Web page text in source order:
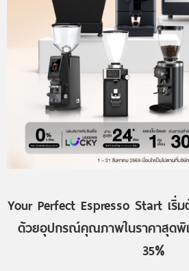
Your Perfect Espresso Start เริ่ม
ด้วยอุปกรณ์คุณภาพในราคาสุดพิ
35%